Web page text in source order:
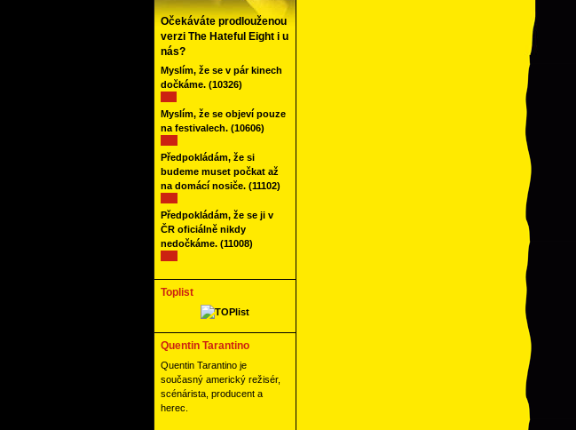
Očekáváte prodlouženou
verzi The Hateful Eight i u
nás?
Myslím, že se v pár kinech
dočkáme.(10326)
Myslím, že se objeví pouze
na festivalech.(10606)
Předpokládám, že si
budeme muset počkat až
na domácí nosiče.(11102)
Předpokládám, že se ji v
ČR oficiálně nikdy
nedočkáme.(11008)
Toplist
Quentin Tarantino
Quentin Tarantino je
současný americký režisér,
scénárista, producent a
herec.